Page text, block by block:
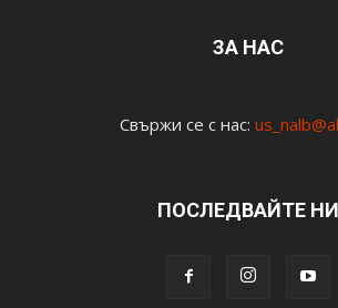
ЗА НАС
Свържи се с нас:
ПОСЛЕДВАЙТЕ НИ